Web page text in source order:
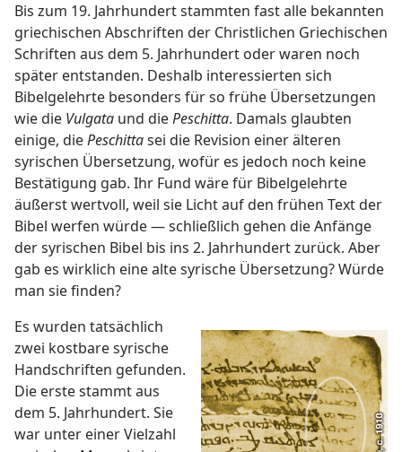
Bis zum 19. Jahrhundert stammten fast alle bekannten
griechischen Abschriften der Christlichen Griechischen
Schriften aus dem 5. Jahrhundert oder waren noch
später entstanden. Deshalb interessierten sich
Bibelgelehrte besonders für so frühe Übersetzungen
wie die Vulgata und diePeschitta. Damals glaubten
einige, diePeschittasei die Revision einer älteren
syrischen Übersetzung, wofür es jedoch noch keine
Bestätigung gab. Ihr Fund wäre für Bibelgelehrte
äußerst wertvoll, weil sie Licht auf den frühen Text der
Bibel werfen würde — schließlich gehen die Anfänge
der syrischen Bibel bis ins 2. Jahrhundert zurück. Aber
gab es wirklich eine alte syrische Übersetzung? Würde
man sie finden?
Es wurden tatsächlich
zwei kostbare syrische
Handschriften gefunden.
Die erste stammt aus
dem 5. Jahrhundert. Sie
war unter einer Vielzahl